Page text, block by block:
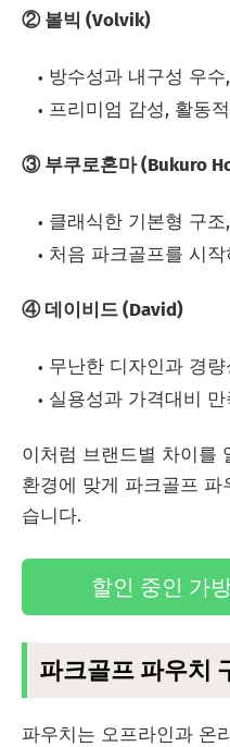
② 볼빅 (Volvik)
방수성과 내구성 우
프리미엄 감성, 활동
③ 부쿠로혼마 (Bukuro
클래식한 기본형 구
처음 파크골프를 시
④ 데이비드 (David)
무난한 디자인과 경량
실용성과 가격대비
이처럼 브랜드별 차이를
환경에 맞게 파크골프
습니다.
할인 중인 가
파크골프 파우치
파우치는 오프라인과 온